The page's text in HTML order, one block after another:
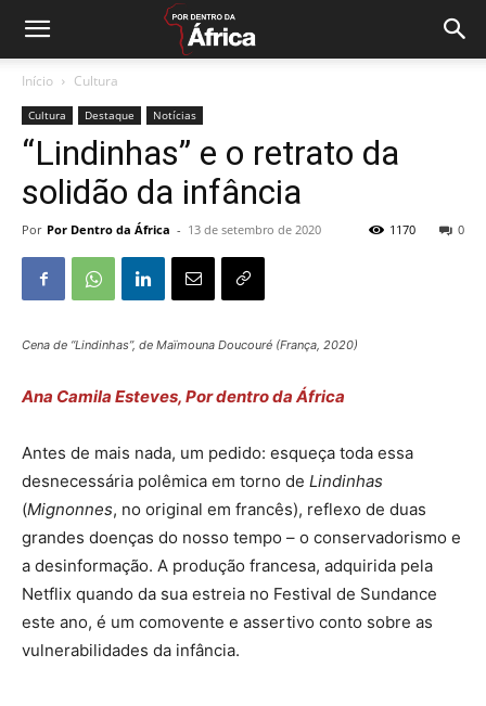
Início Cultura
Cultura Destaque Notícias
“Lindinhas” e o retrato da
solidão da infância
Por Por Dentro da África - 13 de setembro de 2020 0
1170
Cena de “Lindinhas”, de Maïmouna Doucouré (França, 2020)
Ana Camila Esteves, Por dentro da África
Antes de mais nada, um pedido: esqueça toda essa
desnecessária polêmica em torno de Lindinhas
(Mignonnes, no original em francês), reflexo de duas
grandes doenças do nosso tempo – o conservadorismo e
a desinformação. A produção francesa, adquirida pela
Netflix quando da sua estreia no Festival de Sundance
este ano, é um comovente e assertivo conto sobre as
vulnerabilidades da infância.